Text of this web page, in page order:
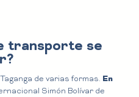
transporte se
de varias formas. En
Simón Bolívar de